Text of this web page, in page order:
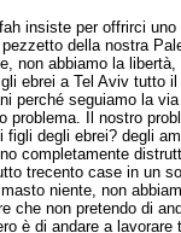
insiste per offrirci
della nostra
non abbiamo la
ebrei a Tel Aviv tutto
perché seguiamo la
problema. Il nostro
figli degli ebrei? degli
completamente
trecento case in un
niente, non
che non pretendo di
è di andare a